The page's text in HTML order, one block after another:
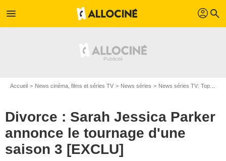
menu profil search
Accueil News cinéma, films et séries TV News séries News séries TV: Top et Flop
Divorce : Sarah Jessica Parker
annonce le tournage d'une
saison 3 [EXCLU]